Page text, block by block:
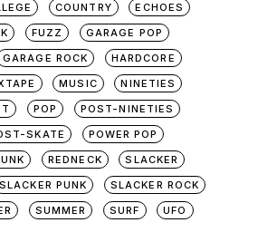
COUNTRY
ECHOES
FUZZ
GARAGE POP
GARAGE ROCK
HARDCORE
MUSIC
NINETIES
POP
POST-NINETIES
SKATE
POWER POP
REDNECK
SLACKER
SLACKER PUNK
SLACKER ROCK
SUMMER SURF UFO